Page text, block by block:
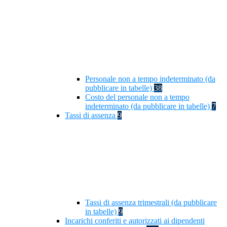
Personale non a tempo indeterminato (da
pubblicare in tabelle) 38
Costo del personale non a tempo
indeterminato (da pubblicare in tabelle) 7
Tassi di assenza 9
Tassi di assenza trimestrali (da pubblicare
in tabelle) 9
Incarichi conferiti e autorizzati ai dipendenti